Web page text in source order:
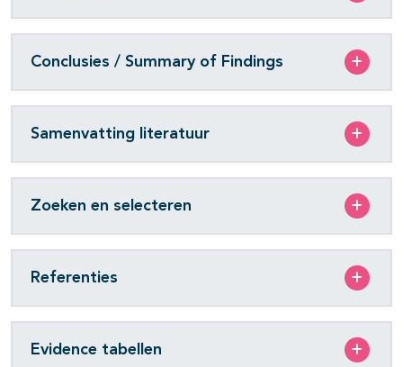
Conclusies / Summary of Findings
Samenvatting literatuur
Zoeken en selecteren
Referenties
Evidence tabellen